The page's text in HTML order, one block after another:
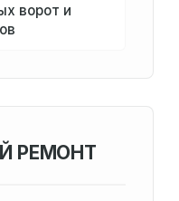
ворот и
РЕМОНТ